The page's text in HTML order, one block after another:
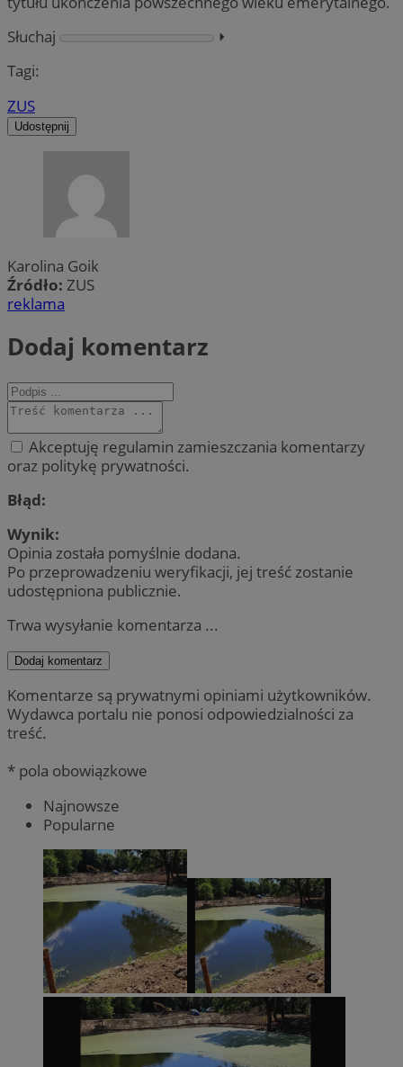
Słuchaj
⏵︎
Tagi:
ZUS
Udostępnij
Karolina Goik
Źródło: ZUS
reklama
Dodaj komentarz
Akceptuję regulamin zamieszczania komentarzy
oraz politykę prywatności.
Błąd:
Wynik:
Opinia została pomyślnie dodana.
Po przeprowadzeniu weryfikacji, jej treść zostanie
udostępniona publicznie.
Trwa wysyłanie komentarza ...
Dodaj komentarz
Komentarze są prywatnymi opiniami użytkowników.
Wydawca portalu nie ponosi odpowiedzialności za
treść.
* pola obowiązkowe
Najnowsze
Popularne